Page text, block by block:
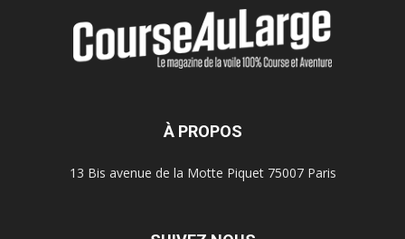
À PROPOS
13 Bis avenue de la Motte Piquet 75007 Paris